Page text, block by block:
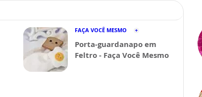
FAÇA VOCÊ MESMO
Porta-guardanapo em
Feltro - Faça Você Mesmo